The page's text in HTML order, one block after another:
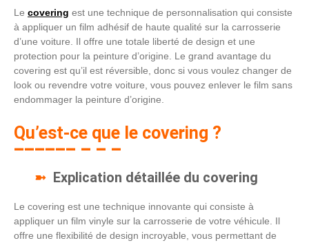
Le covering est une technique de personnalisation qui consiste
à appliquer un film adhésif de haute qualité sur la carrosserie
d’une voiture. Il offre une totale liberté de design et une
protection pour la peinture d’origine. Le grand avantage du
covering est qu’il est réversible, donc si vous voulez changer de
look ou revendre votre voiture, vous pouvez enlever le film sans
endommager la peinture d’origine.
Qu’est-ce que le covering ?
Explication détaillée du covering
Le covering est une technique innovante qui consiste à
appliquer un film vinyle sur la carrosserie de votre véhicule. Il
offre une flexibilité de design incroyable, vous permettant de